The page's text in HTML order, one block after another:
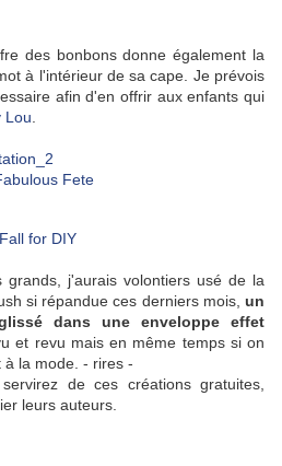
des bonbons donne également la
à l'intérieur de sa cape. Je prévois
afin d'en offrir aux enfants qui
Lou
Fete
Fall for DIY
grands, j'aurais volontiers usé de la
si répandue ces derniers mois, un
dans une enveloppe effet
et revu mais en même temps si on
la mode. - rires -
de ces créations gratuites,
leurs auteurs.